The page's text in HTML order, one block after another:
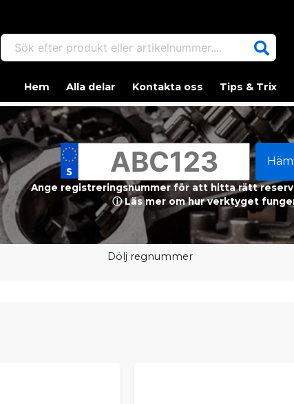
Sök efter produkt eller artikelnummer....
Hem Alla delar Kontakta oss Tips & Trix
Ange registreringsnummer för att hitta rätt
ⓘ Läs mer om hur verktyget
Dölj regnummer